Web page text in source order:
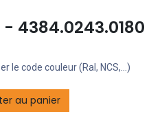
- 4384.0243.0180
le code couleur (Ral, NCS,...)
au panier